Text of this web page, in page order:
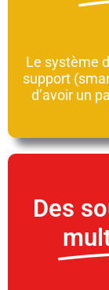
Le système
support
d’avoir un
Des